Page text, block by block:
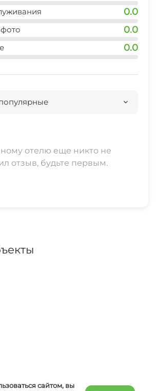
0.0
0.0
0.0
отелю еще никто не
отзыв, будьте первым.
сайтом, вы